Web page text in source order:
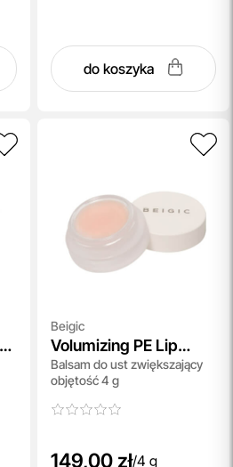
do koszyka
Beigic
Volumizing PE Lip
Balm
Balsam do ust zwiększający
objętość 4 g
149,00 zł/4 g